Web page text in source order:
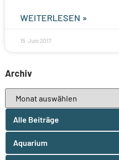
WEITERLESEN »
15. Juni 2017
Archiv
Alle Beiträge
Aquarium